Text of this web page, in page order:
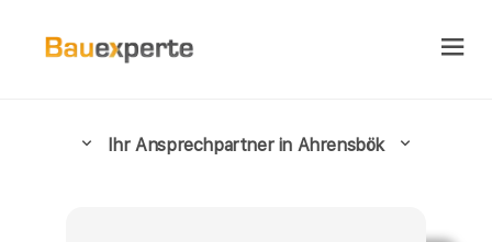
Ihr Ansprechpartner in Ahrensbök